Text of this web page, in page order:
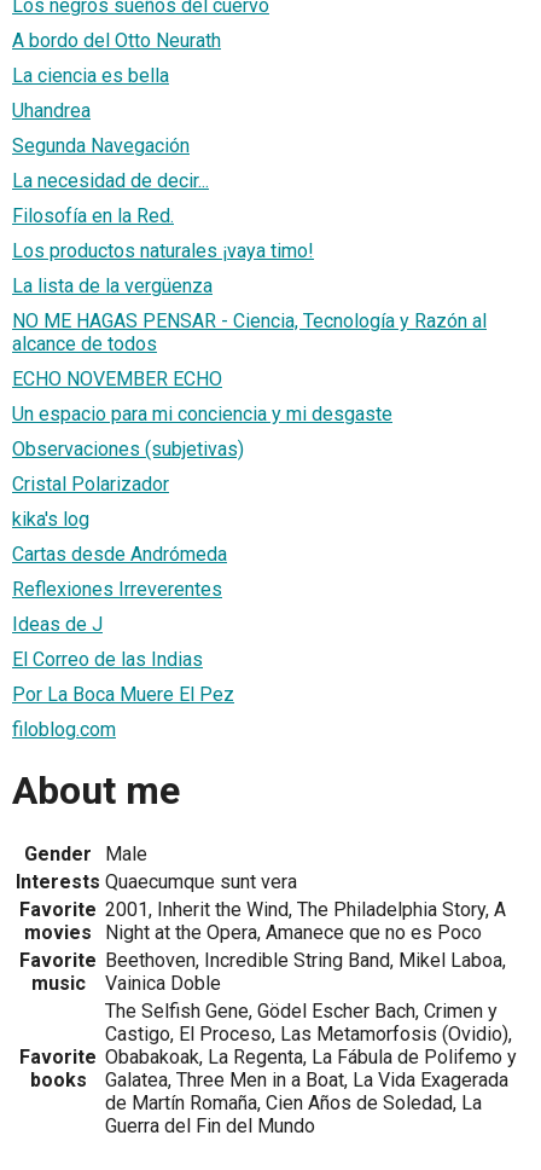
Los negros sueños del cuervo
A bordo del Otto Neurath
La ciencia es bella
Uhandrea
Segunda Navegación
La necesidad de decir...
Filosofía en la Red.
Los productos naturales ¡vaya timo!
La lista de la vergüenza
NO ME HAGAS PENSAR - Ciencia, Tecnología y Razón al
alcance de todos
ECHO NOVEMBER ECHO
Un espacio para mi conciencia y mi desgaste
Observaciones (subjetivas)
Cristal Polarizador
kika's log
Cartas desde Andrómeda
Reflexiones Irreverentes
Ideas de J
El Correo de las Indias
Por La Boca Muere El Pez
filoblog.com
About me
Gender
Male
Interests Quaecumque sunt vera
Favorite
movies
2001, Inherit the Wind, The Philadelphia Story, A
Night at the Opera, Amanece que no es Poco
Favorite
music
Beethoven, Incredible String Band, Mikel Laboa,
Vainica Doble
Favorite
books
The Selfish Gene, Gödel Escher Bach, Crimen y
Castigo, El Proceso, Las Metamorfosis (Ovidio),
Obabakoak, La Regenta, La Fábula de Polifemo y
Galatea, Three Men in a Boat, La Vida Exagerada
de Martín Romaña, Cien Años de Soledad, La
Guerra del Fin del Mundo